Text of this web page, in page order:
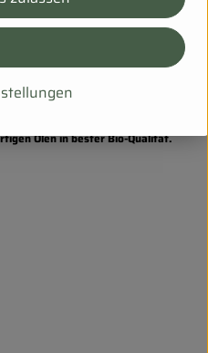
Seit 1984 verarbeiten wir Saaten,
Ölen in bester Bio-Qualität.